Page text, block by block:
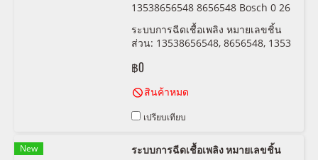
13538656548 8656548 Bosch 0 26
ระบบการฉีดเชื้อเพลิง หมายเลขชิ้น
ส่วน: 13538656548, 8656548, 1353
฿0
สินค้าหมด
เปรียบเทียบ
New
ระบบการฉีดเชื้อเพลิง หมายเลขชิ้น